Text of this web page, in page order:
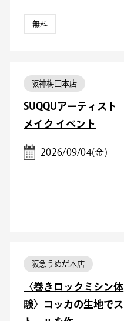
無料
阪神梅田本店
SUQQUアーティスト
メイク イベント
2026/09/04(金)
阪急うめだ本店
〈巻きロックミシン体
験〉コッカの生地でス